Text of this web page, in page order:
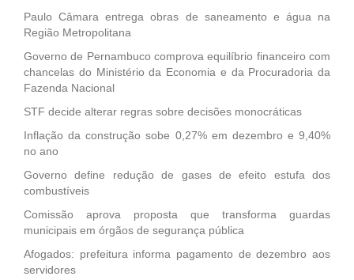
Paulo Câmara entrega obras de saneamento e água na
Região Metropolitana
Governo de Pernambuco comprova equilíbrio financeiro com
chancelas do Ministério da Economia e da Procuradoria da
Fazenda Nacional
STF decide alterar regras sobre decisões monocráticas
Inflação da construção sobe 0,27% em dezembro e 9,40%
no ano
Governo define redução de gases de efeito estufa dos
combustíveis
Comissão aprova proposta que transforma guardas
municipais em órgãos de segurança pública
Afogados: prefeitura informa pagamento de dezembro aos
servidores